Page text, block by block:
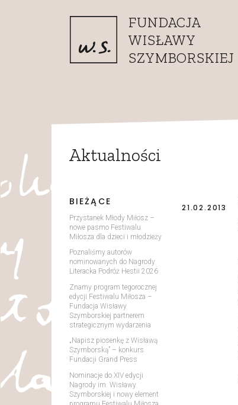
FUNDACJA
WISŁAWY
SZYMBORSKIEJ
Aktualności
BIEŻĄCE
Przystanek Młody Miłosz –
nowe pasmo Festiwalu
Miłosza dla dzieci i młodzieży
Poznaliśmy autorów
nominowanych do Nagrody
Literacka Podróż Hestii 2026
Znamy program tegorocznej
edycji Festiwalu Miłosza –
Fundacja Wisławy
Szymborskiej partnerem
strategicznym wydarzenia
„Napisz piosenkę z Wisławą
Szymborską” – konkurs
Fundacji Grand Press
Nominacje do XIV edycji
Nagrody im. Wisławy
Szymborskiej i nowy element
21.02.2013